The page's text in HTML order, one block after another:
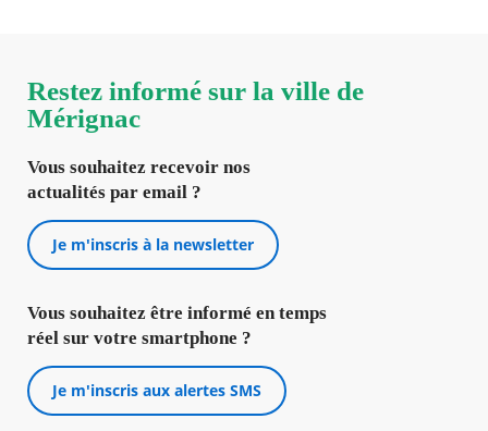
Restez informé sur la ville de
Mérignac
Vous souhaitez recevoir nos
actualités par email ?
Je m'inscris à la newsletter
Vous souhaitez être informé en temps
réel sur votre smartphone ?
Je m'inscris aux alertes SMS